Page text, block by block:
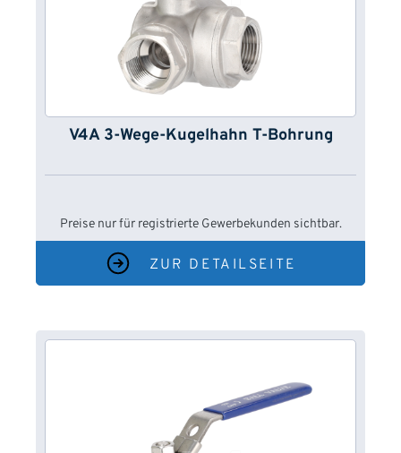
V4A 3-Wege-Kugelhahn T-Bohrung
Preise nur für registrierte Gewerbekunden sichtbar.
ZUR DETAILSEITE